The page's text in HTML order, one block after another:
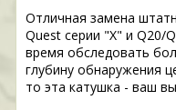
Отличная замена
Quest серии "X" и Q20/
время обследовать
глубину обнаружения
то эта катушка - ваш